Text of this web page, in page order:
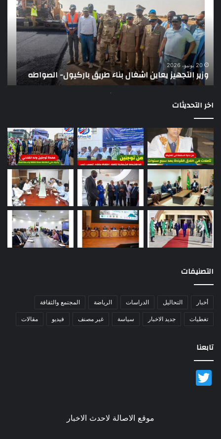
اشغال
بناء
طريق
باركيول-
الصواطه
20 يونيو، 2026
وزير التجهيز يعاين اشغال بناء طريق باركيول- الصواطه
اخر التحديثات
التصنيفات
أخبار التحاليل الدراسات الرياضة المجتمع والثقافة
تغطيات جديد الاخبار سياسة غير مصنف فيديو مقالات
تابعنا
موقع الاصالة لاحدث الاخبار